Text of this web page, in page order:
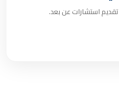
تقديم استشارات عن بعد.